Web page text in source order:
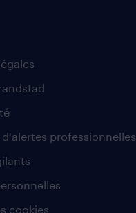
professionnelles
cookies